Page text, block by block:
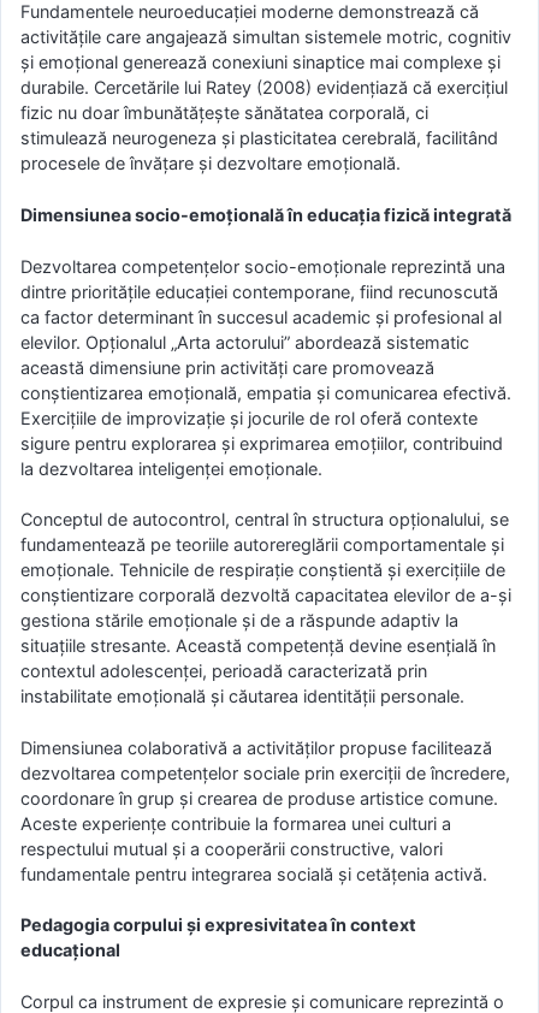
Fundamentele neuroeducației moderne demonstrează că
activitățile care angajează simultan sistemele motric, cognitiv
și emoțional generează conexiuni sinaptice mai complexe și
durabile. Cercetările lui Ratey (2008) evidențiază că exercițiul
fizic nu doar îmbunătățește sănătatea corporală, ci
stimulează neurogeneza și plasticitatea cerebrală, facilitând
procesele de învățare și dezvoltare emoțională.
Dimensiunea socio-emoțională în educația fizică integrată
Dezvoltarea competențelor socio-emoționale reprezintă una
dintre prioritățile educației contemporane, fiind recunoscută
ca factor determinant în succesul academic și profesional al
elevilor. Opționalul „Arta actorului” abordează sistematic
această dimensiune prin activități care promovează
conștientizarea emoțională, empatia și comunicarea efectivă.
Exercițiile de improvizație și jocurile de rol oferă contexte
sigure pentru explorarea și exprimarea emoțiilor, contribuind
la dezvoltarea inteligenței emoționale.
Conceptul de autocontrol, central în structura opționalului, se
fundamentează pe teoriile autorereglării comportamentale și
emoționale. Tehnicile de respirație conștientă și exercițiile de
conștientizare corporală dezvoltă capacitatea elevilor de a-și
gestiona stările emoționale și de a răspunde adaptiv la
situațiile stresante. Această competență devine esențială în
contextul adolescenței, perioadă caracterizată prin
instabilitate emoțională și căutarea identității personale.
Dimensiunea colaborativă a activităților propuse facilitează
dezvoltarea competențelor sociale prin exerciții de încredere,
coordonare în grup și crearea de produse artistice comune.
Aceste experiențe contribuie la formarea unei culturi a
respectului mutual și a cooperării constructive, valori
fundamentale pentru integrarea socială și cetățenia activă.
Pedagogia corpului și expresivitatea în context
educațional
Corpul ca instrument de expresie și comunicare reprezintă o